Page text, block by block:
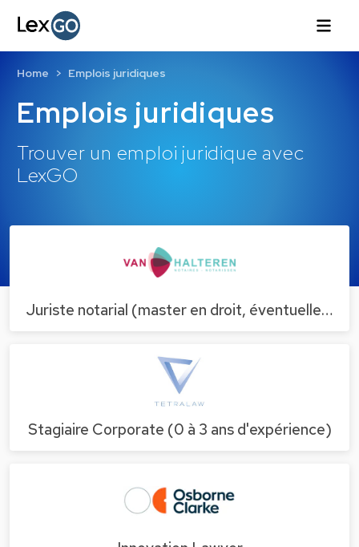
Emplois juridiques
Trouver un emploi juridique avec
LexGO
Home Emplois juridiques
Juriste notarial (master en droit, éventuelle…
Stagiaire Corporate (0 à 3 ans d'expérience)